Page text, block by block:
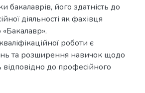
бакалаврів, його здатність до
діяльності як фахівця
роботи є
та розширення навичок щодо
до професійного